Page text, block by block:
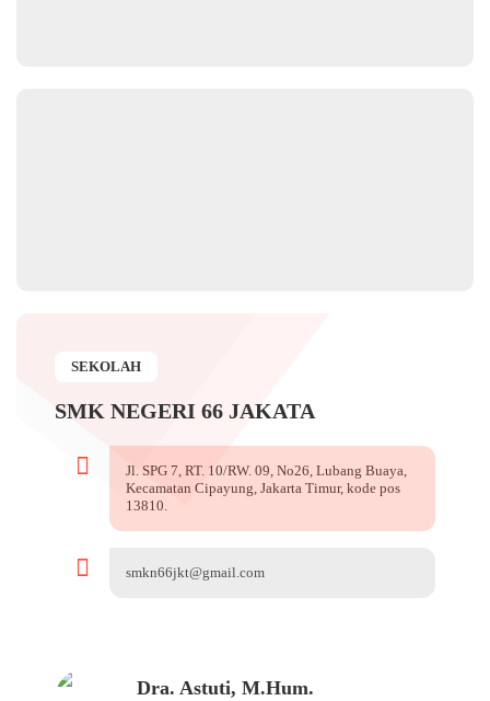
SEKOLAH
SMK NEGERI 66 JAKATA
Jl. SPG 7, RT. 10/RW. 09, No26, Lubang Buaya,
Kecamatan Cipayung, Jakarta Timur, kode pos
13810.
smkn66jkt@gmail.com
Dra. Astuti, M.Hum.